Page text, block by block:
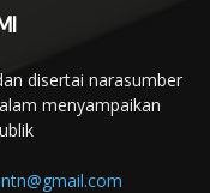
disertai narasumber
menyampaikan